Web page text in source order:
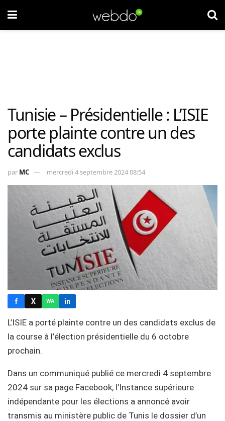
Tunisie – Présidentielle : L’ISIE
porte plainte contre un des
candidats exclus
par MC mercredi 4 septembre 2024 08:54
f X WA in
L’ISIE a porté plainte contre un des candidats exclus de
la course à l’élection présidentielle du 6 octobre
prochain.
Dans un communiqué publié ce mercredi 4 septembre
2024 sur sa page Facebook, l’Instance supérieure
indépendante pour les élections a annoncé avoir
transmis au ministère public de Tunis le dossier d’un